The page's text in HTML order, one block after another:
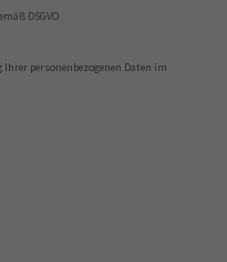
DSGVO.
personenbezogenen Daten im